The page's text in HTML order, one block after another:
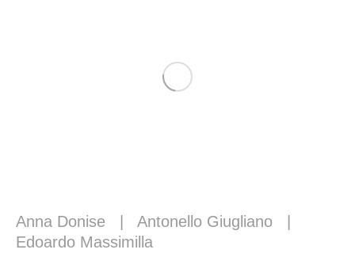
Anna Donise | Antonello Giugliano |
Edoardo Massimilla